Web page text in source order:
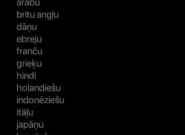
britu angļu
dāņu
ebreju
franču
grieķu
hindi
holandiešu
indonēziešu
itāļu
japāņu